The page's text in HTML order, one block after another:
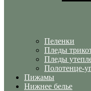
Пеленки
Пледы
Пледы
Полотенце-
Пижамы
Нижнее белье